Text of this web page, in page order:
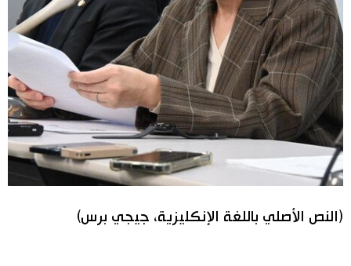
(النص الأصلي باللغة الإنكليزية، جيجي برس)